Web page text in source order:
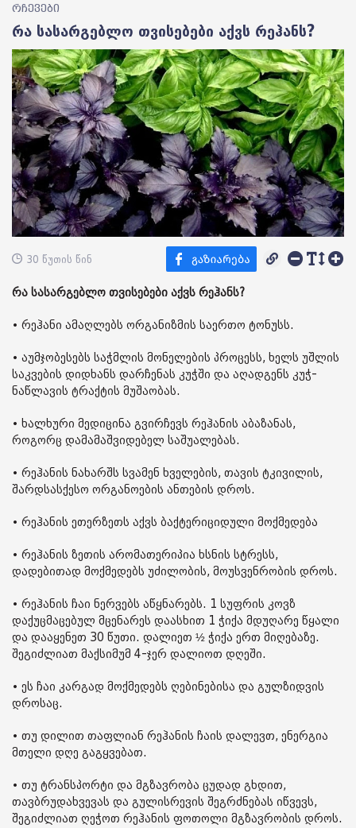
რჩევები
რა სასარგებლო თვისებები აქვს რეჰანს?
30 წუთის წინ
რა სასარგებლო თვისებები აქვს რეჰანს?
• რეჰანი ამაღლებს ორგანიზმის საერთო ტონუსს.
• აუმჯობესებს საჭმლის მონელების პროცესს, ხელს უშლის
საკვების დიდხანს დარჩენას კუჭში და აღადგენს კუჭ-
ნაწლავის ტრაქტის მუშაობას.
• ხალხური მედიცინა გვირჩევს რეჰანის აბაზანას,
როგორც დამამაშვიდებელ საშუალებას.
• რეჰანის ნახარშს სვამენ ხველების, თავის ტკივილის,
შარდსასქესო ორგანოების ანთების დროს.
• რეჰანის ეთერზეთს აქვს ბაქტერიციდული მოქმედება
• რეჰანის ზეთის არომათერიპია ხსნის სტრესს,
დადებითად მოქმედებს უძილობის, მოუსვენრობის დროს.
• რეჰანის ჩაი ნერვებს აწყნარებს. 1 სუფრის კოვზ
დაქუცმაცებულ მცენარეს დაასხით 1 ჭიქა მდუღარე წყალი
და დააყენეთ 30 წუთი. დალიეთ ½ ჭიქა ერთ მიღებაზე.
შეგიძლიათ მაქსიმუმ 4-ჯერ დალიოთ დღეში.
• ეს ჩაი კარგად მოქმედებს ღებინებისა და გულზიდვის
დროსაც.
• თუ დილით თაფლიან რეჰანის ჩაის დალევთ, ენერგია
მთელი დღე გაგყვებათ.
• თუ ტრანსპორტი და მგზავრობა ცუდად გხდით,
თავბრუდახვევას და გულისრევის შეგრძნებას იწვევს,
შეგიძლიათ ღეჭოთ რეჰანის ფოთოლი მგზავრობის დროს.